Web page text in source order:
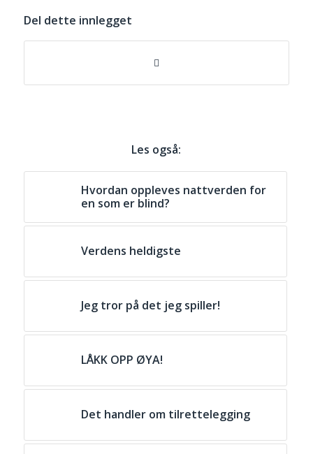
Del dette innlegget
Les også:
Hvordan oppleves nattverden for
en som er blind?
Verdens heldigste
Jeg tror på det jeg spiller!
LÅKK OPP ØYA!
Det handler om tilrettelegging